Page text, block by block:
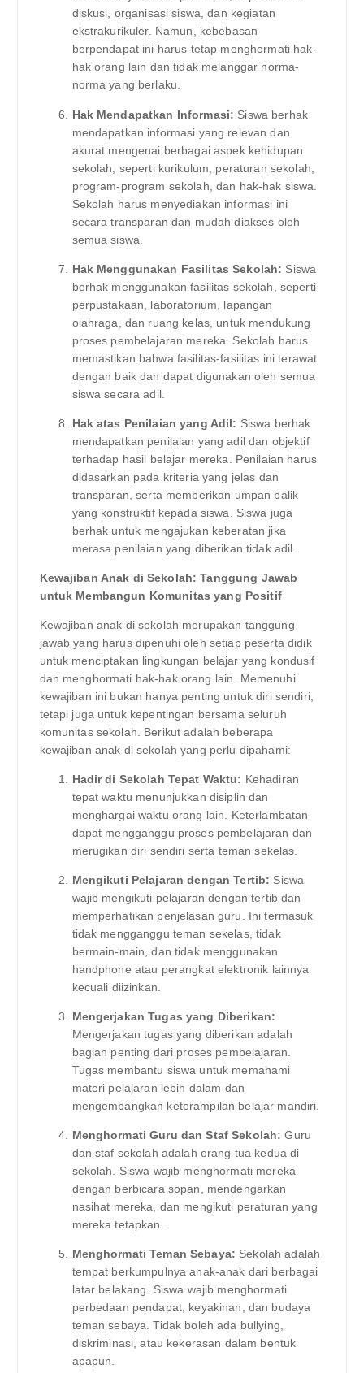
diskusi, organisasi siswa, dan kegiatan
ekstrakurikuler. Namun, kebebasan
berpendapat ini harus tetap menghormati hak-
hak orang lain dan tidak melanggar norma-
norma yang berlaku.
Hak Mendapatkan Informasi: Siswa berhak
mendapatkan informasi yang relevan dan
akurat mengenai berbagai aspek kehidupan
sekolah, seperti kurikulum, peraturan sekolah,
program-program sekolah, dan hak-hak siswa.
Sekolah harus menyediakan informasi ini
secara transparan dan mudah diakses oleh
semua siswa.
Hak Menggunakan Fasilitas Sekolah: Siswa
berhak menggunakan fasilitas sekolah, seperti
perpustakaan, laboratorium, lapangan
olahraga, dan ruang kelas, untuk mendukung
proses pembelajaran mereka. Sekolah harus
memastikan bahwa fasilitas-fasilitas ini terawat
dengan baik dan dapat digunakan oleh semua
siswa secara adil.
Hak atas Penilaian yang Adil: Siswa berhak
mendapatkan penilaian yang adil dan objektif
terhadap hasil belajar mereka. Penilaian harus
didasarkan pada kriteria yang jelas dan
transparan, serta memberikan umpan balik
yang konstruktif kepada siswa. Siswa juga
berhak untuk mengajukan keberatan jika
merasa penilaian yang diberikan tidak adil.
Kewajiban Anak di Sekolah: Tanggung Jawab
untuk Membangun Komunitas yang Positif
Kewajiban anak di sekolah merupakan tanggung
jawab yang harus dipenuhi oleh setiap peserta didik
untuk menciptakan lingkungan belajar yang kondusif
dan menghormati hak-hak orang lain. Memenuhi
kewajiban ini bukan hanya penting untuk diri sendiri,
tetapi juga untuk kepentingan bersama seluruh
komunitas sekolah. Berikut adalah beberapa
kewajiban anak di sekolah yang perlu dipahami:
Hadir di Sekolah Tepat Waktu: Kehadiran
tepat waktu menunjukkan disiplin dan
menghargai waktu orang lain. Keterlambatan
dapat mengganggu proses pembelajaran dan
merugikan diri sendiri serta teman sekelas.
Mengikuti Pelajaran dengan Tertib: Siswa
wajib mengikuti pelajaran dengan tertib dan
memperhatikan penjelasan guru. Ini termasuk
tidak mengganggu teman sekelas, tidak
bermain-main, dan tidak menggunakan
handphone atau perangkat elektronik lainnya
kecuali diizinkan.
Mengerjakan Tugas yang Diberikan:
Mengerjakan tugas yang diberikan adalah
bagian penting dari proses pembelajaran.
Tugas membantu siswa untuk memahami
materi pelajaran lebih dalam dan
mengembangkan keterampilan belajar mandiri.
Menghormati Guru dan Staf Sekolah: Guru
dan staf sekolah adalah orang tua kedua di
sekolah. Siswa wajib menghormati mereka
dengan berbicara sopan, mendengarkan
nasihat mereka, dan mengikuti peraturan yang
mereka tetapkan.
Menghormati Teman Sebaya: Sekolah adalah
tempat berkumpulnya anak-anak dari berbagai
latar belakang. Siswa wajib menghormati
perbedaan pendapat, keyakinan, dan budaya
teman sebaya. Tidak boleh ada bullying,
diskriminasi, atau kekerasan dalam bentuk
apapun.